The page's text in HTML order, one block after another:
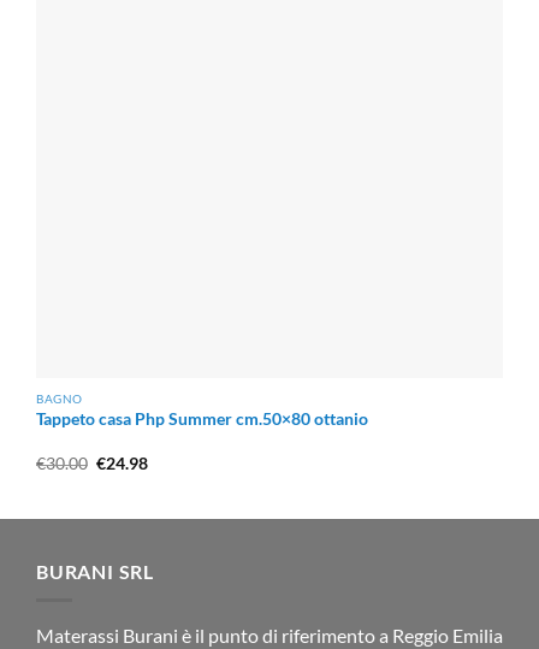
BAGNO
Tappeto casa Php Summer cm.50×80 ottanio
€30.00 Il
€30.00.
€24.98Il
€24.98.
BURANI SRL
Materassi Burani è il punto di riferimento a Reggio Emilia